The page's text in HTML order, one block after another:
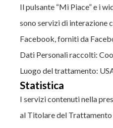
Il pulsante “Mi Piace” e i
sono servizi di interazione
Facebook, forniti da
Dati Personali raccolti:
Luogo del trattamento:
Statistica
I servizi contenuti nella
al Titolare del